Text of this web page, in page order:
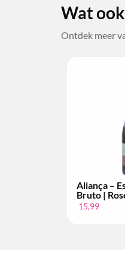
Wat
Ontdek meer